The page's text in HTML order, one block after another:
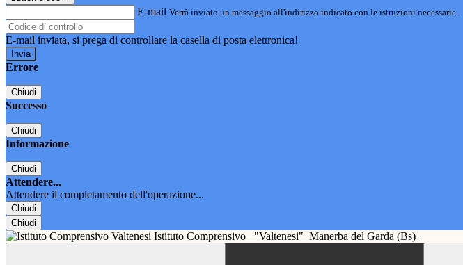
E-mail Verrà inviato un messaggio all'indirizzo indicato con le istruzioni necessarie.
E-mail inviata, si prega di controllare la casella di posta elettronica!
Errore
Chiudi
Successo
Chiudi
Informazione
Chiudi
Attendere...
Attendere il completamento dell'operazione...
Chiudi
Chiudi
Istituto Comprensivo "Valtenesi" Manerba del Garda (Bs)